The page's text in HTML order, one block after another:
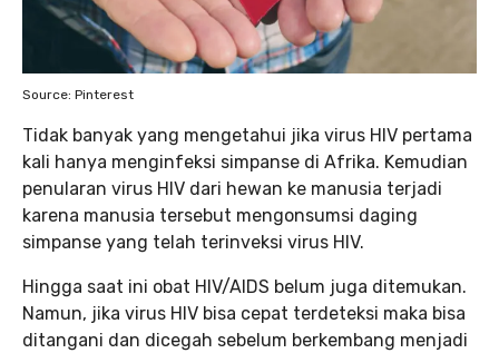
Source: Pinterest
Tidak banyak yang mengetahui jika virus HIV pertama
kali hanya menginfeksi simpanse di Afrika. Kemudian
penularan virus HIV dari hewan ke manusia terjadi
karena manusia tersebut mengonsumsi daging
simpanse yang telah terinveksi virus HIV.
Hingga saat ini obat HIV/AIDS belum juga ditemukan.
Namun, jika virus HIV bisa cepat terdeteksi maka bisa
ditangani dan dicegah sebelum berkembang menjadi